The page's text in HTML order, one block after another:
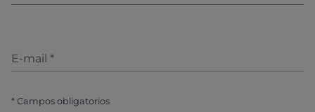
E-mail *
* Campos obligatorios